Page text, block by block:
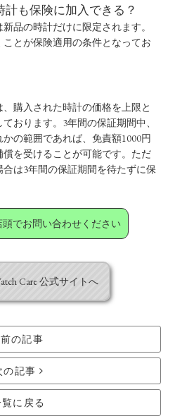
も保険に加入できる？
品の時計だけに限定されます。
とが保険適用の条件となってお
購入された時計の価格を上限と
おります。3年間の保証期間中、
の範囲であれば、免責額1000円
を受けることが可能です。ただ
は3年間の保証期間を待たずに保
でお問い合わせください
Care 公式サイトへ
前の記事
の記事
に戻る